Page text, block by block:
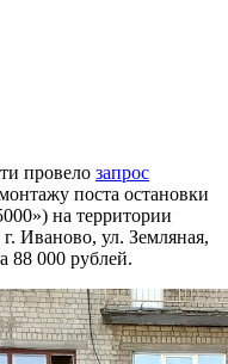
провело запрос
поста остановки
на территории
Иваново, ул. Земляная,
88 000 рублей.